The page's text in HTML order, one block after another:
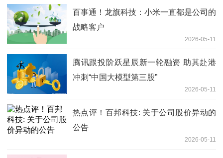
百事通！龙旗科技：小米一直都是公司的
战略客户
2026-05-11
腾讯跟投阶跃星辰新一轮融资 助其赴港
冲刺“中国大模型第三股”
2026-05-11
热点评！百邦科技: 关于公司股价异动的
公告
2026-05-11